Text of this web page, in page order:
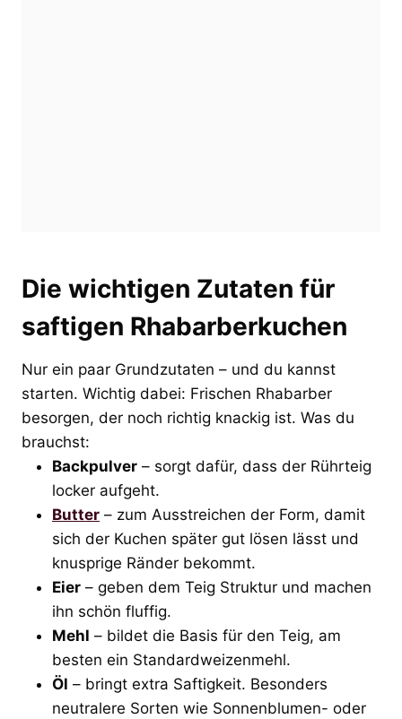
Die wichtigen Zutaten für
saftigen Rhabarberkuchen
Nur ein paar Grundzutaten – und du kannst
starten. Wichtig dabei: Frischen Rhabarber
besorgen, der noch richtig knackig ist. Was du
brauchst:
Backpulver – sorgt dafür, dass der Rührteig
locker aufgeht.
Butter – zum Ausstreichen der Form, damit
sich der Kuchen später gut lösen lässt und
knusprige Ränder bekommt.
Eier – geben dem Teig Struktur und machen
ihn schön fluffig.
Mehl – bildet die Basis für den Teig, am
besten ein Standardweizenmehl.
Öl – bringt extra Saftigkeit. Besonders
neutralere Sorten wie Sonnenblumen- oder